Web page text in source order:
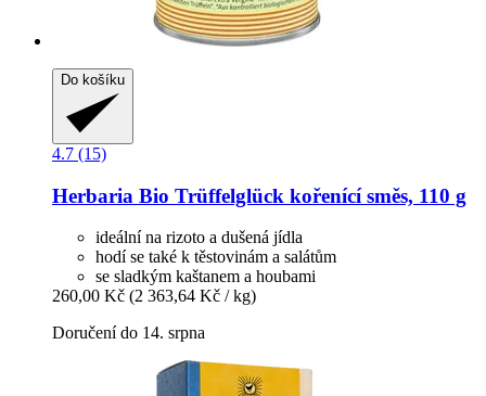
Do košíku
4.7 (15)
Herbaria Bio Trüffelglück kořenící směs, 110 g
ideální na rizoto a dušená jídla
hodí se také k těstovinám a salátům
se sladkým kaštanem a houbami
260,00 Kč (2 363,64 Kč / kg)
Doručení do 14. srpna